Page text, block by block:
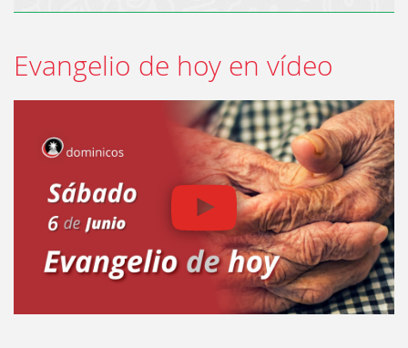
Evangelio de hoy en vídeo